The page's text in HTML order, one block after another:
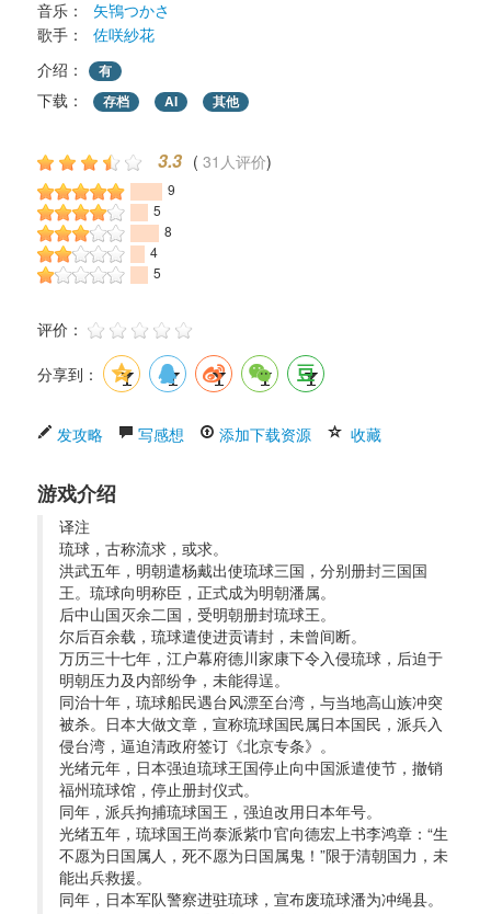
音乐：
矢鴇つかさ
歌手：
佐咲紗花
介绍：
有
下载： 存档 AI 其他
3.3 ( 31人评价)
9
5
8
4
5
评价：
分享到：
发攻略 写感想 添加下载资源 收藏
游戏介绍
译注
琉球，古称流求，或求。
洪武五年，明朝遣杨戴出使琉球三国，分别册封三国国
王。琉球向明称臣，正式成为明朝潘属。
后中山国灭余二国，受明朝册封琉球王。
尔后百余载，琉球遣使进贡请封，未曾间断。
万历三十七年，江户幕府德川家康下令入侵琉球，后迫于
明朝压力及内部纷争，未能得逞。
同治十年，琉球船民遇台风漂至台湾，与当地高山族冲突
被杀。日本大做文章，宣称琉球国民属日本国民，派兵入
侵台湾，逼迫清政府签订《北京专条》。
光绪元年，日本强迫琉球王国停止向中国派遣使节，撤销
福州琉球馆，停止册封仪式。
同年，派兵拘捕琉球国王，强迫改用日本年号。
光绪五年，琉球国王尚泰派紫巾官向德宏上书李鸿章：“生
不愿为日国属人，死不愿为日国属鬼！”限于清朝国力，未
能出兵救援。
同年，日本军队警察进驻琉球，宣布废琉球潘为冲绳县。